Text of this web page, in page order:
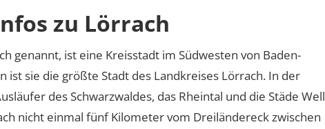
zu Lörrach
genannt, ist eine Kreisstadt im Südwesten von Baden-
sie die größte Stadt des Landkreises Lörrach. In der
des Schwarzwaldes, das Rheintal und die Städe Well
nicht einmal fünf Kilometer vom Dreiländereck zwischen